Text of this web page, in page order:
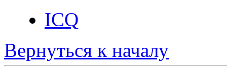
ICQ
Вернуться к началу